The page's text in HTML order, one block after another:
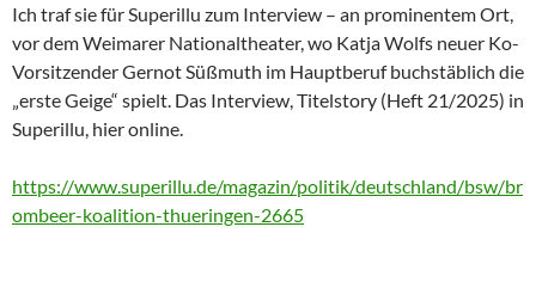
Ich traf sie für Superillu zum Interview – an prominentem Ort,
vor dem Weimarer Nationaltheater, wo Katja Wolfs neuer Ko-
Vorsitzender Gernot Süßmuth im Hauptberuf buchstäblich die
„erste Geige“ spielt. Das Interview, Titelstory (Heft 21/2025) in
Superillu, hier online.
https://www.superillu.de/magazin/politik/deutschland/bsw/br
ombeer-koalition-thueringen-2665